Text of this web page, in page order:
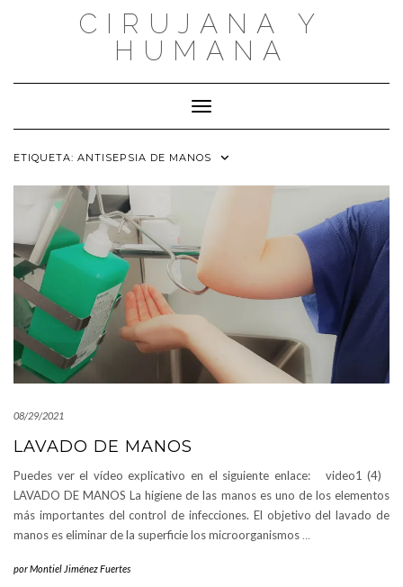
CIRUJANA Y
HUMANA
Cambiar modo de navegación
ETIQUETA: ANTISEPSIA DE MANOS
08/29/2021
LAVADO DE MANOS
Puedes ver el vídeo explicativo en el siguiente enlace: video1 (4)
LAVADO DE MANOS La higiene de las manos es uno de los elementos
más importantes del control de infecciones. El objetivo del lavado de
manos es eliminar de la superficie los microorganismos …
porMontiel Jiménez Fuertes